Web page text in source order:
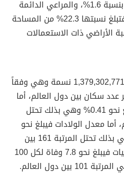
واراضي المحاصيل الدائمة بنسبة 1.6%، والمراعي الدائمة
بنسبة 41.8%، أما الغابات فتبلغ نسبتها 22.3% من المساحة
الأراضي ذات الاستعمالات
نحو 1,379,302,771 نسمة وهي وفقاً
أكبر عدد سكان بين دول العالم، أما
معدل النمو السكاني فيبلغ نحو 0.41% وهي بذلك تحتل
العالم، أما معدل الولادات فيبلغ نحو
12.3% لكل 100 نسمة وهي بذلك تحتل المرتبة 161 بين
دول العالم، أما معدل الوفيات فيبلغ نحو 7.8 وفاة لكل 100
دول العالم.